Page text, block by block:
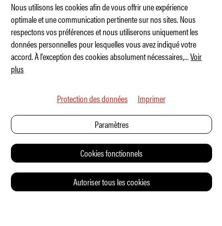
50 faits étonnants sur la Golf GTI
Nous utilisons les cookies afin de vous offrir une expérience
optimale et une communication pertinente sur nos sites. Nous
respectons vos préférences et nous utiliserons uniquement les
données personnelles pour lesquelles vous avez indiqué votre
accord. À l'exception des cookies absolument nécessaires,...Voir
plus
Protection des données Imprimer
Paramètres
Cookies fonctionnels
Autoriser tous les cookies